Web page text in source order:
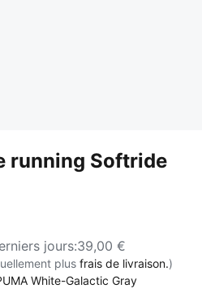
running Softride
jours:39,00 €
plus frais de livraison.)
White-Galactic Gray